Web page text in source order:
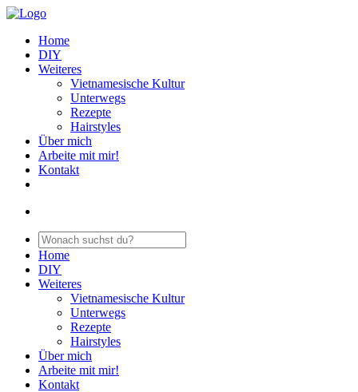
Home
DIY
Weiteres
Vietnamesische Kultur
Unterwegs
Rezepte
Hairstyles
Über mich
Arbeite mit mir!
Kontakt
Home
DIY
Weiteres
Vietnamesische Kultur
Unterwegs
Rezepte
Hairstyles
Über mich
Arbeite mit mir!
Kontakt